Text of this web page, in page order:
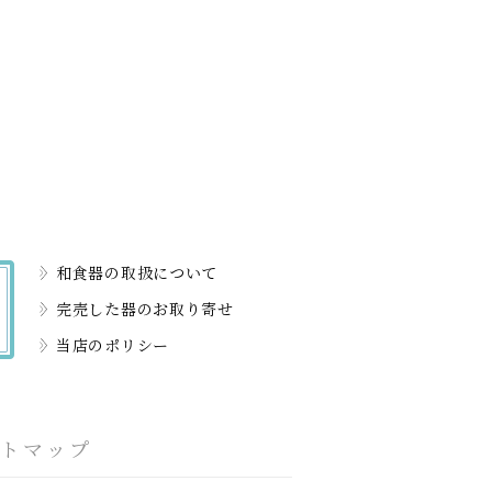
和食器の取扱について
完売した器のお取り寄せ
当店のポリシー
マップ